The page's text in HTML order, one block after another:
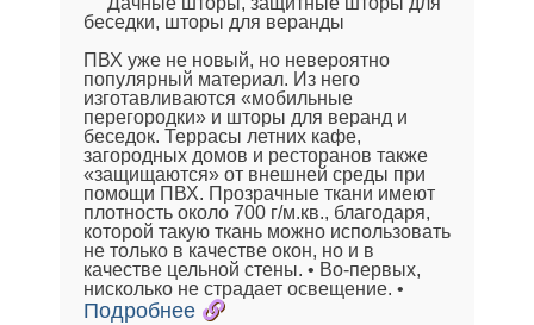
беседки, шторы для веранды
ПВХ уже не новый, но невероятно
популярный материал. Из него
изготавливаются «мобильные
перегородки» и шторы для веранд и
беседок. Террасы летних кафе,
загородных домов и ресторанов также
«защищаются» от внешней среды при
помощи ПВХ. Прозрачные ткани имеют
плотность около 700 г/м.кв., благодаря,
которой такую ткань можно использовать
не только в качестве окон, но и в
качестве цельной стены. • Во-первых,
нисколько не страдает освещение. •
Подробнее